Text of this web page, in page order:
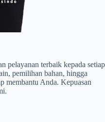
pelayanan terbaik kepada setiap
pemilihan bahan, hingga
membantu Anda. Kepuasan